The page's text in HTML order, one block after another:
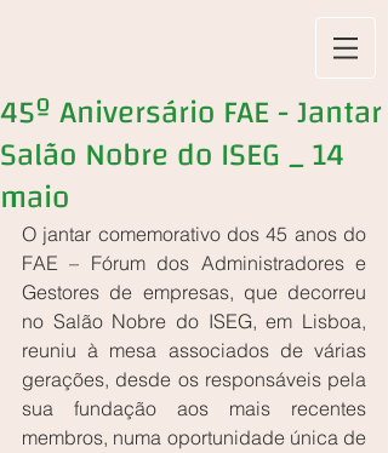
45º Aniversário FAE - Jantar
Salão Nobre do ISEG _ 14
maio
O jantar comemorativo dos 45 anos do
FAE – Fórum dos Administradores e
Gestores de empresas, que decorreu
no Salão Nobre do ISEG, em Lisboa,
reuniu à mesa associados de várias
gerações, desde os responsáveis pela
sua fundação aos mais recentes
membros, numa oportunidade única de